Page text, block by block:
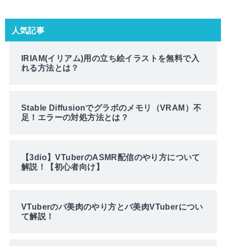
人気記事
IRIAM(イリアム)用の立ち絵イラストを無料で入
れる方法とは？
Stable Diffusionでグラボのメモリ（VRAM）不
足！エラーの対処方法とは？
【3dio】VTuberのASMR配信のやり方について
解説！【初心者向け】
VTuberのバ美肉のやり方とバ美肉VTuberについ
て解説！